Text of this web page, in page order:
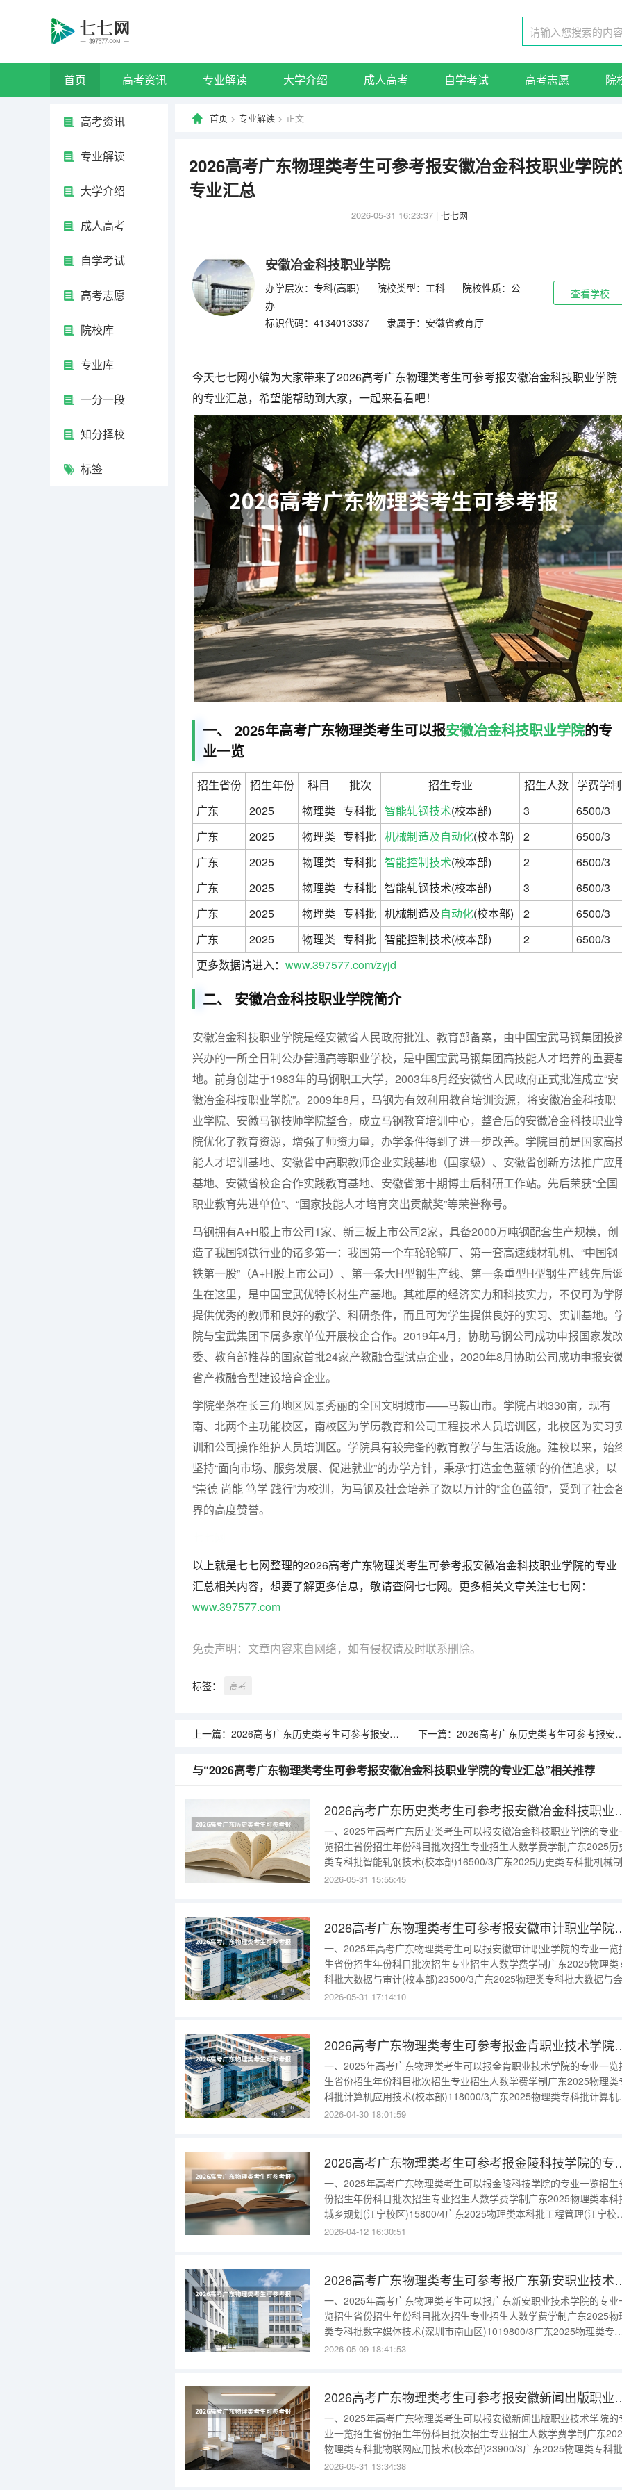
首页 高考资讯 专业解读 大学介绍 成人高考 自学考试 高考志愿 院
高考资讯
专业解读
大学介绍
成人高考
自学考试
高考志愿
院校库
专业库
一分一段
知分择校
标签
首页 > 专业解读 > 正文
2026高考广东物理类考生可参考报安徽冶金科技职业学院
专业汇总
2026-05-31 16:23:37 | 七七网
安徽冶金科技职业学院
办学层次：专科(高职) 院校类型：工科
院校性质：公
办
标识代码：4134013337
隶属于：安徽省教育厅
查看学校
今天七七网小编为大家带来了2026高考广东物理类考生可参考报安徽冶金科技职业学院
的专业汇总，希望能帮助到大家，一起来看看吧！
一、 2025年高考广东物理类考生可以报安徽冶金科技职业学院的专
业一览
招生省份 招生年份 科目 批次 招生专业 招生人数 学费学制
广东
2025 物理类 专科批 智能轧钢技术(校本部) 3
6500/3
广东
2025 物理类 专科批 机械制造及自动化(校本部) 2
6500/3
广东
2025 物理类 专科批 智能控制技术(校本部) 2
6500/3
广东
2025 物理类 专科批 智能轧钢技术(校本部) 3
6500/3
广东
2025 物理类 专科批 机械制造及自动化(校本部) 2
6500/3
广东
2025 物理类 专科批 智能控制技术(校本部) 2
6500/3
更多数据请进入： www.397577.com/zyjd
二、 安徽冶金科技职业学院简介
安徽冶金科技职业学院是经安徽省人民政府批准、教育部备案，由中国宝武马钢集团投
兴办的一所全日制公办普通高等职业学校，是中国宝武马钢集团高技能人才培养的重要
地。前身创建于1983年的马钢职工大学，2003年6月经安徽省人民政府正式批准成立“安
徽冶金科技职业学院”。2009年8月，马钢为有效利用教育培训资源，将安徽冶金科技职
业学院、安徽马钢技师学院整合，成立马钢教育培训中心，整合后的安徽冶金科技职业
院优化了教育资源，增强了师资力量，办学条件得到了进一步改善。学院目前是国家高
能人才培训基地、安徽省中高职教师企业实践基地（国家级）、安徽省创新方法推广应
基地、安徽省校企合作实践教育基地、安徽省第十期博士后科研工作站。先后荣获“全国
职业教育先进单位”、“国家技能人才培育突出贡献奖”等荣誉称号。
马钢拥有A+H股上市公司1家、新三板上市公司2家，具备2000万吨钢配套生产规模，创
造了我国钢铁行业的诸多第一：我国第一个车轮轮箍厂、第一套高速线材轧机、“中国钢
铁第一股”（A+H股上市公司）、第一条大H型钢生产线、第一条重型H型钢生产线先后
生在这里，是中国宝武优特长材生产基地。其雄厚的经济实力和科技实力，不仅可为学
提供优秀的教师和良好的教学、科研条件，而且可为学生提供良好的实习、实训基地。
院与宝武集团下属多家单位开展校企合作。2019年4月，协助马钢公司成功申报国家发
委、教育部推荐的国家首批24家产教融合型试点企业，2020年8月协助公司成功申报安
省产教融合型建设培育企业。
学院坐落在长三角地区风景秀丽的全国文明城市——马鞍山市。学院占地330亩，现有
南、北两个主功能校区，南校区为学历教育和公司工程技术人员培训区，北校区为实习
训和公司操作维护人员培训区。学院具有较完备的教育教学与生活设施。建校以来，始
坚持“面向市场、服务发展、促进就业”的办学方针，秉承“打造金色蓝领”的价值追求，以
“崇德 尚能 笃学 践行”为校训，为马钢及社会培养了数以万计的“金色蓝领”，受到了社会
界的高度赞誉。
以上就是七七网整理的2026高考广东物理类考生可参考报安徽冶金科技职业学院的专业
汇总相关内容，想要了解更多信息，敬请查阅七七网。更多相关文章关注七七网：
www.397577.com
免责声明：文章内容来自网络，如有侵权请及时联系删除。
标签： 高考
上一篇： 2026高考广东历史类考生可参考报安徽冶金科技职业学院的专业汇总 下一篇： 2026高考广东历史类考生可参考报安徽审计职业学院的专业汇总
与“2026高考广东物理类考生可参考报安徽冶金科技职业学院的专业汇总”相关推荐
2026高考广东历史类考
一、2025年高考广东历史类考生可以报安徽冶金科技职业学院的专业
览招生省份招生年份科目批次招生专业招生人数学费学制广东2025历
类专科批智能轧钢技术(校本部)16500/3广东2025历史类专科批机械
及自动化(校本部)16500/3广东2025历史类专科批智能控制技术(校本
2026-05-31 15:55:45
2026高考广东物理类
一、2025年高考广东物理类考生可以报安徽审计职业学院的专业一览
生省份招生年份科目批次招生专业招生人数学费学制广东2025物理类
科批大数据与审计(校本部)23500/3广东2025物理类专科批大数据与
(校本部)23500/3广东2025物理类专科批大数据与审计(校本部)23500/3
2026-05-31 17:14:10
2026高考广东物理类
一、2025年高考广东物理类考生可以报金肯职业技术学院的专业一览
生省份招生年份科目批次招生专业招生人数学费学制广东2025物理类
科批计算机应用技术(校本部)118000/3广东2025物理类专科批计算机
用技术(校本部)118000/3更多数据请进入：{$cate_url}二、金肯职业技
2026-04-30 18:01:59
2026高考广东物理类
一、2025年高考广东物理类考生可以报金陵科技学院的专业一览招生
份招生年份科目批次招生专业招生人数学费学制广东2025物理类本科
城乡规划(江宁校区)15800/4广东2025物理类本科批工程管理(江宁校
区)15200/4广东2025物理类本科批建筑学(江宁校区)15800/5广东2025
2026-04-12 16:30:51
2026高考广东物理类考
一、2025年高考广东物理类考生可以报广东新安职业技术学院的专业
览招生省份招生年份科目批次招生专业招生人数学费学制广东2025物
类专科批数字媒体技术(深圳市南山区)1019800/3广东2025物理类专
批计算机网络技术(深圳市南山区)919800/3广东2025物理类专科批物联
2026-05-09 18:41:53
2026高考广东物理类考生
一、2025年高考广东物理类考生可以报安徽新闻出版职业技术学院的
业一览招生省份招生年份科目批次招生专业招生人数学费学制广东
物理类专科批物联网应用技术(校本部)23900/3广东2025物理类专科
息安全技术应用(校本部)23900/3广东2025物理类专科批智能控制技术
2026-05-31 13:34:38